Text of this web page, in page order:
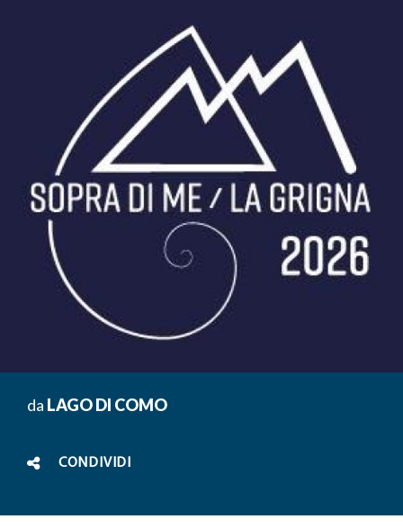
da LAGO DI COMO
CONDIVIDI